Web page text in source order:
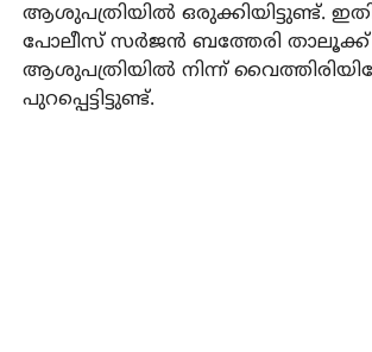
ആശുപത്രിയിൽ ഒരുക്കിയിട്ടുണ്ട്.
പോലീസ് സർജൻ ബത്തേരി താലൂക്ക്
ആശുപത്രിയിൽ നിന്ന്
പുറപ്പെട്ടിട്ടുണ്ട്.